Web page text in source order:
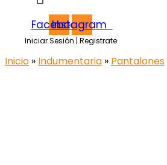
Facebook
Instagram
Iniciar Sesión | Registrate
Inicio » Indumentaria » Pantalones